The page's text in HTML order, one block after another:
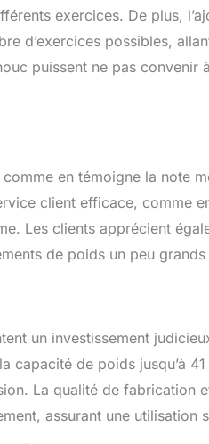
exercices. De plus,
d’exercices possibles,
puissent ne pas convenir
en témoigne la note
client efficace, comme
Les clients apprécient
de poids un peu
un investissement
capacité de poids jusqu’à
La qualité de fabrication
assurant une utilisation